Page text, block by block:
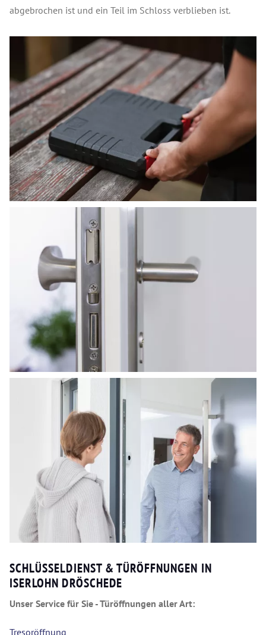
abgebrochen ist und ein Teil im Schloss verblieben ist.
SCHLÜSSELDIENST & TÜRÖFFNUNGEN IN
ISERLOHN DRÖSCHEDE
Unser Service für Sie - Türöffnungen aller Art:
Tresoröffnung